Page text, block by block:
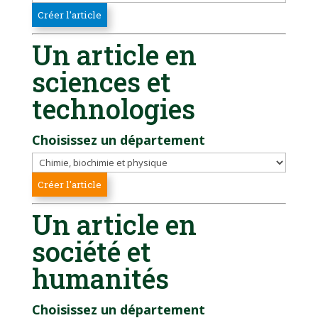
Un article en
sciences et
technologies
Choisissez un département
Un article en
société et
humanités
Choisissez un département